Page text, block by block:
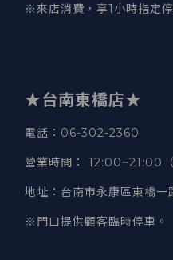
※來店消費，享1小時指定
★台南東橋店★
電話 ：06-302-2360
營業時間 ： 12:00~21:00（
地址 ：台南市永康區東橋
※門口提供顧客臨時停車。